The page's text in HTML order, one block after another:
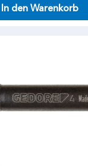
In den Warenkorb